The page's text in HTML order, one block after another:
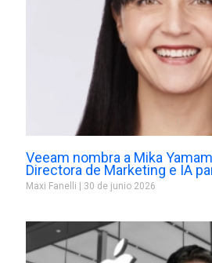
Veeam nombra a Mika
Directora de Marketing e IA
Maxi Fanelli 30 de junio 2026